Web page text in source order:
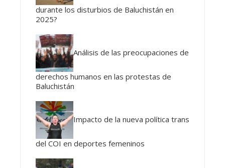
durante los disturbios de Baluchistán en
2025?
Análisis de las preocupaciones de
derechos humanos en las protestas de
Baluchistán
Impacto de la nueva política trans
del COI en deportes femeninos